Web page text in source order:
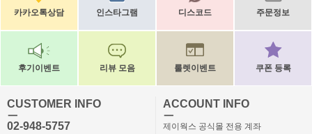
카카오톡상담 인스타그램 디스코드 주문정보
후기이벤트 리뷰 모음 룰렛이벤트 쿠폰 등록
CUSTOMER INFO
ㅡ
02-948-5757
ACCOUNT INFO
ㅡ
제이웍스 공식몰 전용 계좌